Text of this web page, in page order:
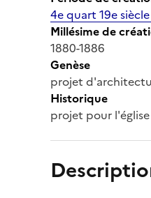
4e quart 19e siècle
Millésime de
1880-1886
Genèse
projet
Historique
projet pour l'église